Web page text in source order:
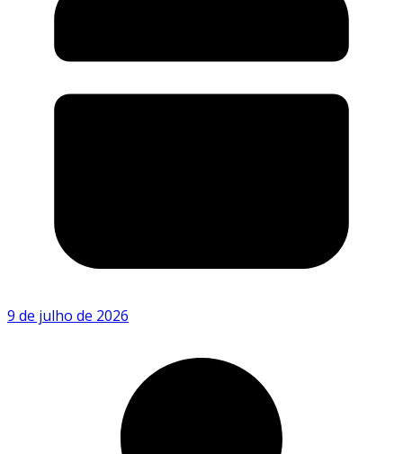
9 de julho de 2026